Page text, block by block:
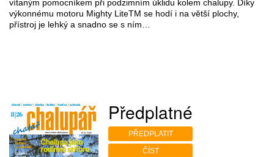
vítaným pomocníkem při podzimním úklidu kolem chalupy. Díky
výkonnému motoru Mighty LiteTM se hodí i na větší plochy,
přístroj je lehký a snadno se s ním…
Předplatné
PŘEDPLATIT
ČÍST